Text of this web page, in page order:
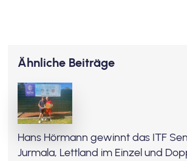
Ähnliche Beiträge
Hans Hörmann gewinnt das ITF
Jurmala, Lettland im Einzel und